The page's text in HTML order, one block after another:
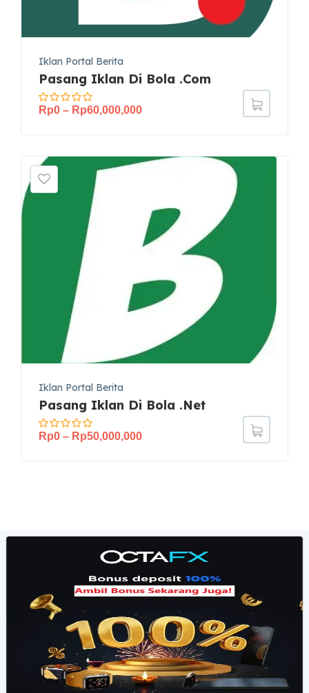
Iklan Portal Berita
Pasang Iklan Di Bola .Com
Rp0 – Rp60,000,000
Iklan Portal Berita
Pasang Iklan Di Bola .Net
Rp0 – Rp50,000,000